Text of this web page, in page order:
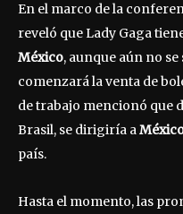
En el marco de la
reveló que Lady Gaga
México, aunque aún no
comenzará la venta de
de trabajo mencionó que
Brasil, se dirigiría a
país.
Hasta el momento, las